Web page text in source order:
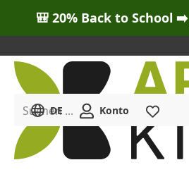
🎒 20% Back to School ➡️
Menü
Suchen ...
DE Konto